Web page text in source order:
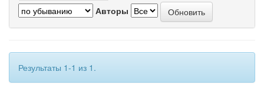
Авторы
Результаты 1-1 из 1.